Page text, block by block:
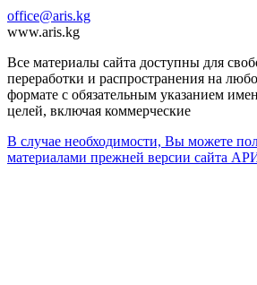
office@aris.kg
www.aris.kg
Все материалы сайта доступны для
переработки и распространения на
формате с обязательным указанием
целей, включая коммерческие
В случае необходимости, Вы можете
материалами прежней версии сайта